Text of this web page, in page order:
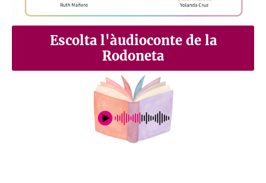
Escolta l'àudioconte de la
Rodoneta